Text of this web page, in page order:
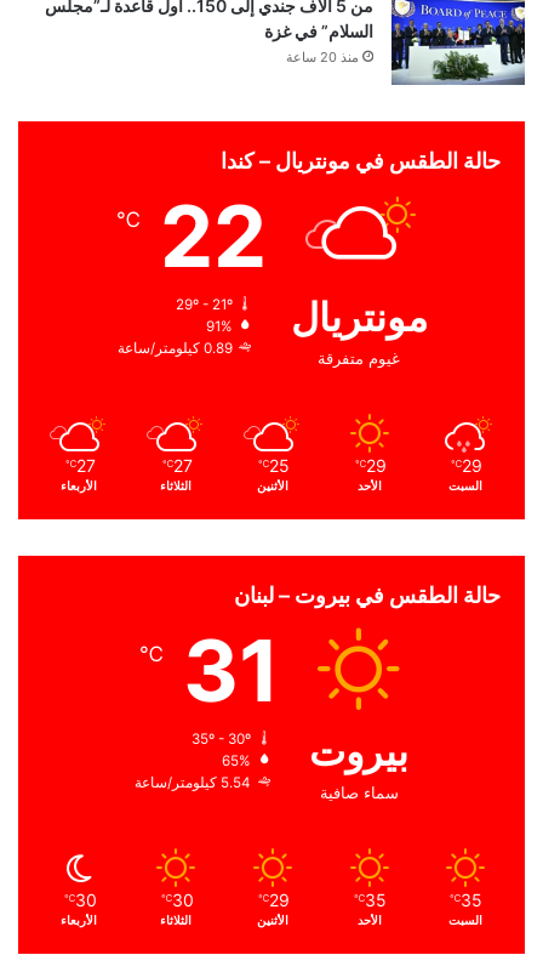
من 5 آلاف جندي إلى 150.. أول قاعدة لـ”مجلس
السلام” في غزة
منذ 20 ساعة
حالة الطقس في مونتريال – كندا
مونتريال
غيوم متفرقة
22
℃
29º - 21º
91%
0.89 كيلومتر/ساعة
29
℃
السبت
29
℃
الأحد
25
℃
الأثنين
27
℃
الثلاثاء
27
℃
الأربعاء
حالة الطقس في بيروت – لبنان
بيروت
سماء صافية
31
℃
65%
5.54 كيلومتر/ساعة
35
℃
السبت
35
℃
الأحد
29
℃
الأثنين
30
℃
الثلاثاء
30
℃
الأربعاء